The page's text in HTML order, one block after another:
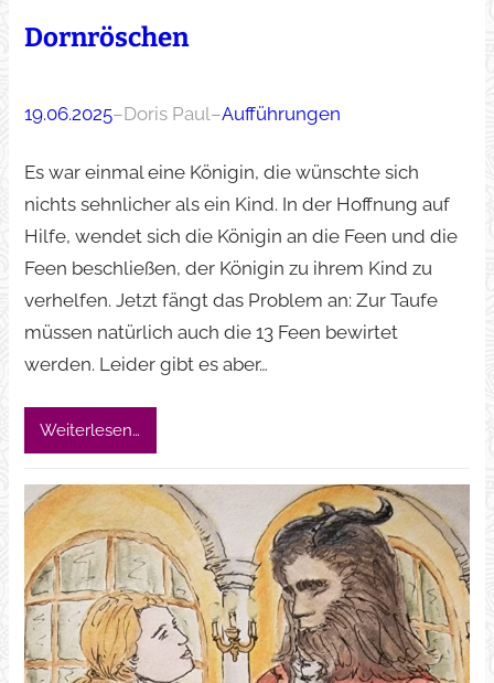
Dornröschen
19.06.2025–Doris Paul–Aufführungen
Es war einmal eine Königin, die wünschte sich
nichts sehnlicher als ein Kind. In der Hoffnung auf
Hilfe, wendet sich die Königin an die Feen und die
Feen beschließen, der Königin zu ihrem Kind zu
verhelfen. Jetzt fängt das Problem an: Zur Taufe
müssen natürlich auch die 13 Feen bewirtet
werden. Leider gibt es aber…
Weiterlesen…